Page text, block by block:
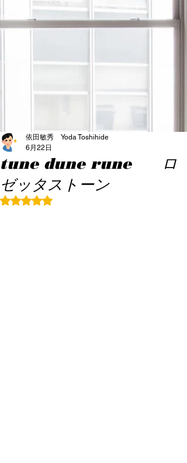
tune dune rune ロ
ゼッタストーン
依田敏秀 Yoda Toshihide
6月22日
5つ星のうちNaNと評価されています。